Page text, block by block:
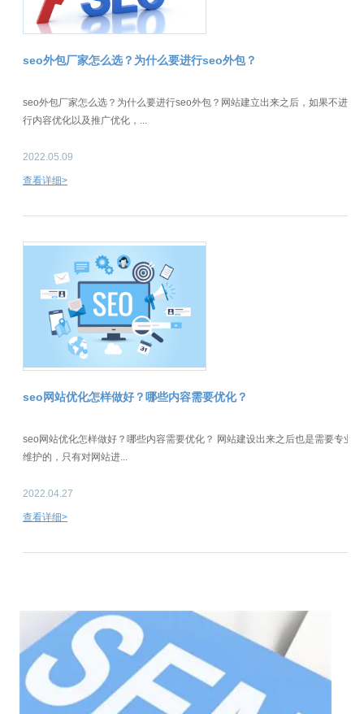
seo外包厂家怎么选？为什么要进行seo外包？
seo外包厂家怎么选？为什么要进行seo外包？网站建立出来之后，如果不进
行内容优化以及推广优化，...
2022.05.09
查看详细>
seo网站优化怎样做好？哪些内容需要优化？
seo网站优化怎样做好？哪些内容需要优化？ 网站建设出来之后也是需要专业
维护的，只有对网站进...
2022.04.27
查看详细>